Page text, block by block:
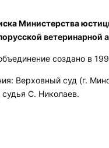
Министерства
ветеринарной
создано в
Верховный суд (г.
С. Николаев.